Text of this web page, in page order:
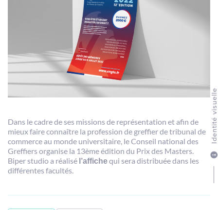
Dans le cadre de ses missions de représentation et afin de
mieux faire connaître la profession de greffier de tribunal de
commerce au monde universitaire, le Conseil national des
Greffiers organise la 13ème édition du Prix des Masters.
Biper studio a réalisé l’affichequi sera distribuée dans les
différentes facultés.